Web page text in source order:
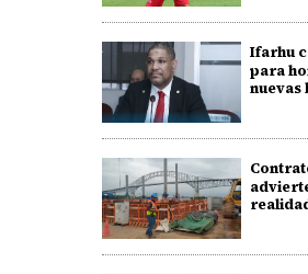
Ifarhu
para
nuevas